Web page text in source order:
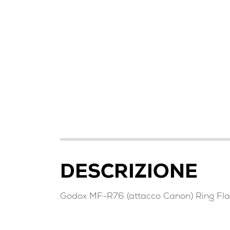
DESCRIZIONE
Godox MF-R76 (attacco Canon) Ring